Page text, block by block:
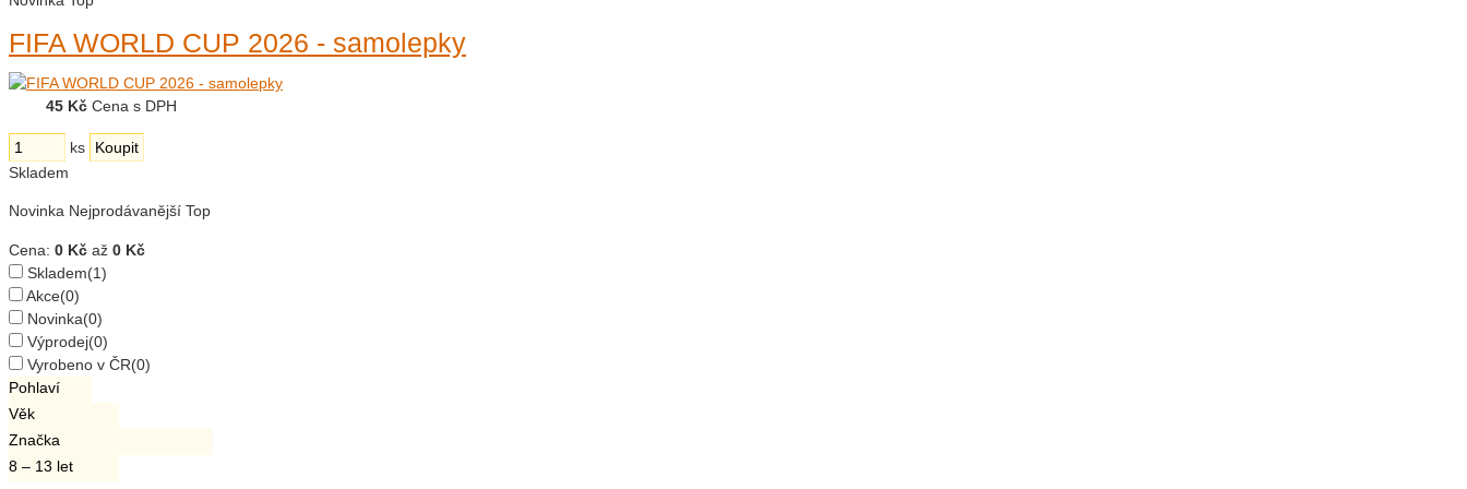
FIFA WORLD CUP 2026 - samolepky
45 Kč Cena s DPH
ks
Skladem
Novinka Nejprodávanější Top
Cena: 0 Kč až 0 Kč
Skladem(1)
Akce(0)
Novinka(0)
Výprodej(0)
Vyrobeno v ČR(0)
Pohlaví
Věk
Značka
8 – 13 let